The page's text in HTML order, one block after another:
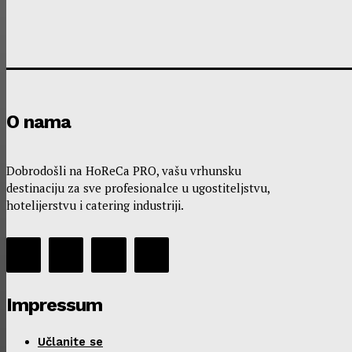
O nama
Dobrodošli na HoReCa PRO, vašu vrhunsku
destinaciju za sve profesionalce u ugostiteljstvu,
hotelijerstvu i catering industriji.
Impressum
Učlanite se